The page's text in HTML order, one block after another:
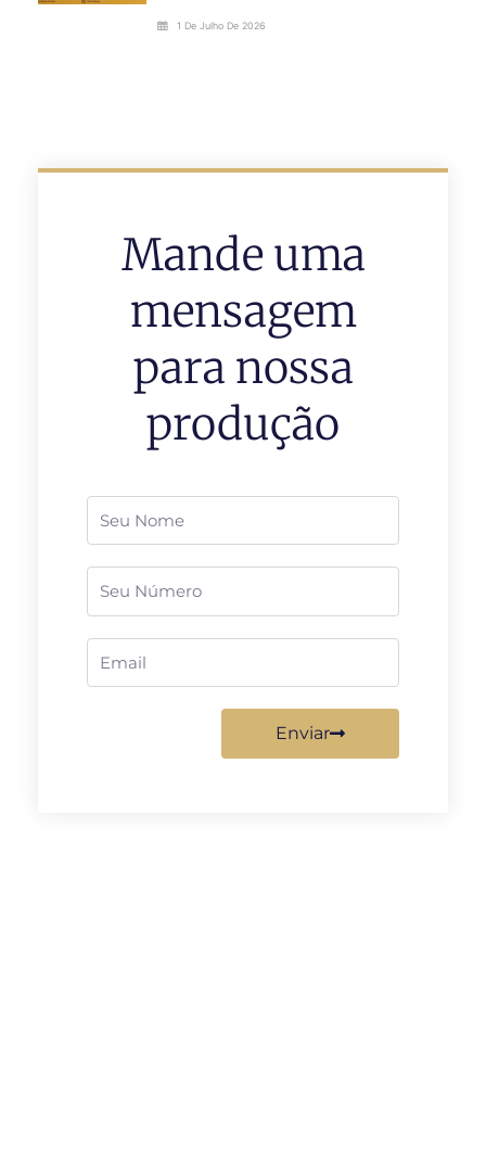
1 De Julho De 2026
Mande uma
mensagem
para nossa
produção
Enviar